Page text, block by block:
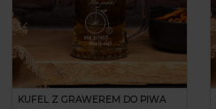
KUFEL Z GRAWEREM DO PIWA